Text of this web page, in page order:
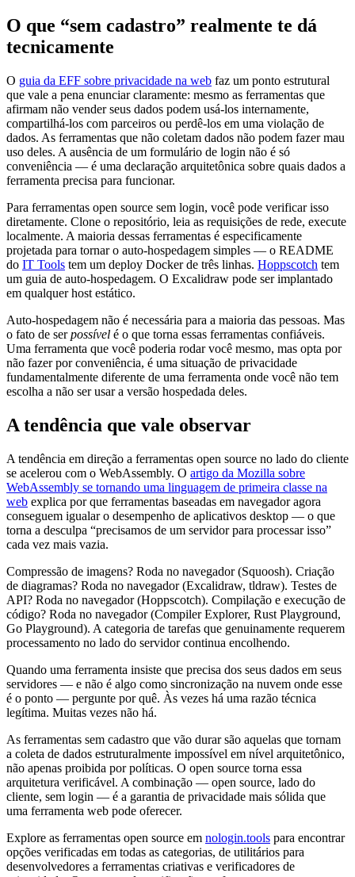
O que “sem cadastro” realmente te dá
tecnicamente
O guia da EFF sobre privacidade na web faz um ponto estrutural
que vale a pena enunciar claramente: mesmo as ferramentas que
afirmam não vender seus dados podem usá-los internamente,
compartilhá-los com parceiros ou perdê-los em uma violação de
dados. As ferramentas que não coletam dados não podem fazer mau
uso deles. A ausência de um formulário de login não é só
conveniência — é uma declaração arquitetônica sobre quais dados a
ferramenta precisa para funcionar.
Para ferramentas open source sem login, você pode verificar isso
diretamente. Clone o repositório, leia as requisições de rede, execute
localmente. A maioria dessas ferramentas é especificamente
projetada para tornar o auto-hospedagem simples — o README
do IT Tools tem um deploy Docker de três linhas. Hoppscotch tem
um guia de auto-hospedagem. O Excalidraw pode ser implantado
em qualquer host estático.
Auto-hospedagem não é necessária para a maioria das pessoas. Mas
o fato de serpossível é o que torna essas ferramentas confiáveis.
Uma ferramenta que você poderia rodar você mesmo, mas opta por
não fazer por conveniência, é uma situação de privacidade
fundamentalmente diferente de uma ferramenta onde você não tem
escolha a não ser usar a versão hospedada deles.
A tendência que vale observar
A tendência em direção a ferramentas open source no lado do cliente
se acelerou com o WebAssembly. O artigo da Mozilla sobre
WebAssembly se tornando uma linguagem de primeira classe na
web explica por que ferramentas baseadas em navegador agora
conseguem igualar o desempenho de aplicativos desktop — o que
torna a desculpa “precisamos de um servidor para processar isso”
cada vez mais vazia.
Compressão de imagens? Roda no navegador (Squoosh). Criação
de diagramas? Roda no navegador (Excalidraw, tldraw). Testes de
API? Roda no navegador (Hoppscotch). Compilação e execução de
código? Roda no navegador (Compiler Explorer, Rust Playground,
Go Playground). A categoria de tarefas que genuinamente requerem
processamento no lado do servidor continua encolhendo.
Quando uma ferramenta insiste que precisa dos seus dados em seus
servidores — e não é algo como sincronização na nuvem onde esse
é o ponto — pergunte por quê. Às vezes há uma razão técnica
legítima. Muitas vezes não há.
As ferramentas sem cadastro que vão durar são aquelas que tornam
a coleta de dados estruturalmente impossível em nível arquitetônico,
não apenas proibida por políticas. O open source torna essa
arquitetura verificável. A combinação — open source, lado do
cliente, sem login — é a garantia de privacidade mais sólida que
uma ferramenta web pode oferecer.
Explore as ferramentas open source em nologin.tools para encontrar
opções verificadas em todas as categorias, de utilitários para
desenvolvedores a ferramentas criativas e verificadores de